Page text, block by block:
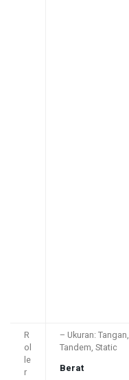
R
ol
le
r
– Ukuran: Tangan,
Tandem, Static
Berat